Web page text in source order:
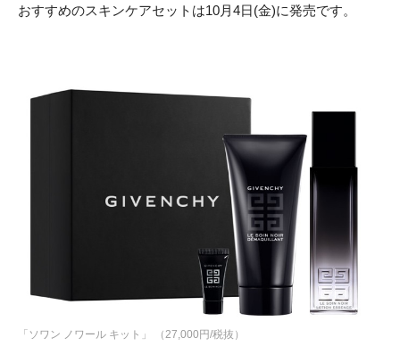
おすすめのスキンケアセットは10月4日(金)に発売です。
「ソワン ノワール キット」 （27,000円/税抜）